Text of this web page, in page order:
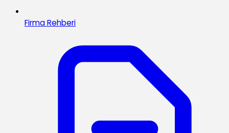
Firma Rehberi